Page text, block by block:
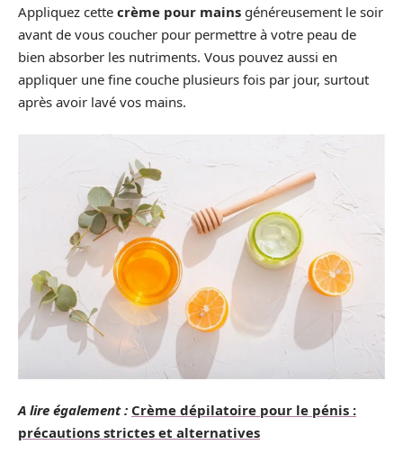
Appliquez cette crème pour mains généreusement le soir
avant de vous coucher pour permettre à votre peau de
bien absorber les nutriments. Vous pouvez aussi en
appliquer une fine couche plusieurs fois par jour, surtout
après avoir lavé vos mains.
A lire également : Crème dépilatoire pour le pénis :
précautions strictes et alternatives